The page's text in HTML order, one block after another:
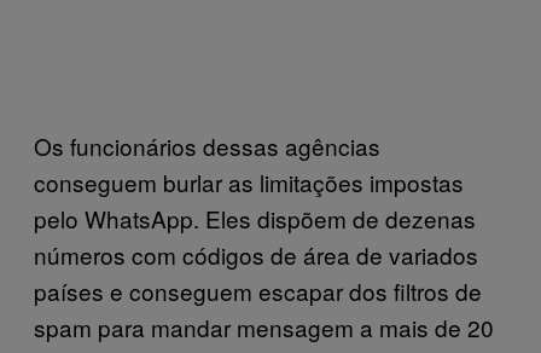
Os funcionários dessas agências
conseguem burlar as limitações impostas
pelo WhatsApp. Eles dispõem de dezenas
números com códigos de área de variados
países e conseguem escapar dos filtros de
spam para mandar mensagem a mais de 20